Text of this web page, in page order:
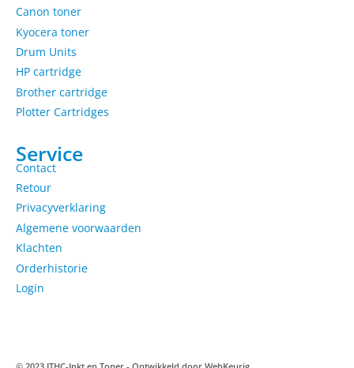
Canon toner
Kyocera toner
Drum Units
HP cartridge
Brother cartridge
Plotter Cartridges
Service
Contact
Retour
Privacyverklaring
Algemene voorwaarden
Klachten
Orderhistorie
Login